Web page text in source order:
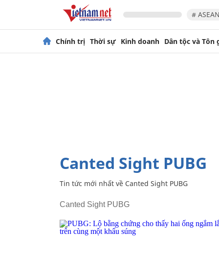
#
Chính trị Thời sự Kinh doanh Dân tộc và Tôn
Canted Sight PUBG
Tin tức mới nhất về Canted Sight PUBG
Canted Sight PUBG